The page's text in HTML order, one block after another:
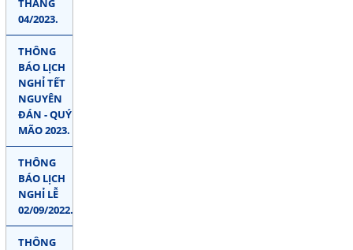
THÁNG
04/2023.
THÔNG
BÁO LỊCH
NGHỈ TẾT
NGUYÊN
ĐÁN - QUÝ
MÃO 2023.
THÔNG
BÁO LỊCH
NGHỈ LỄ
02/09/2022.
THÔNG